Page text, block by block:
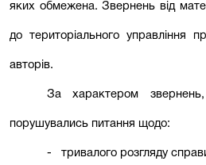
яких обмежена. Звернень від
до територіального управління
авторів.
За характером
порушувались питання щодо:
-тривалого розгляду